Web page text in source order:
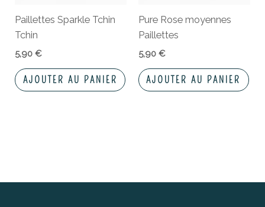
Paillettes Sparkle Tchin
Tchin
5,90€
AJOUTER AU PANIER
Pure Rose moyennes
Paillettes
5,90 €
AJOUTER AU PANIER